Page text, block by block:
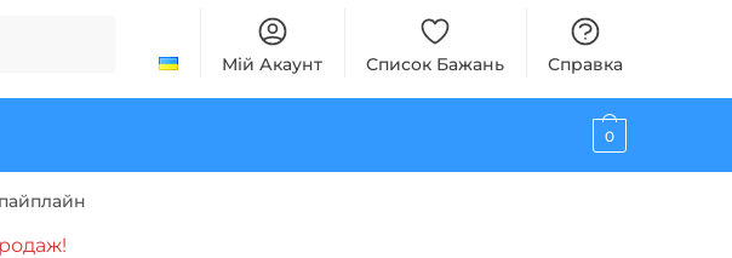
Мій Акаунт Список Бажань Справка
0